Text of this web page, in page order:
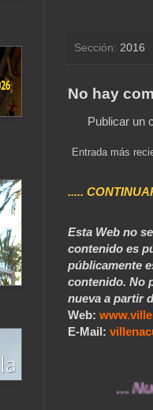
Sección: 2016
No hay
Publicar un
Entrada más
.....
Esta Web no
contenido es
públicamente
contenido. No
nueva a partir
Web:
E-Mail:
... Nuestros